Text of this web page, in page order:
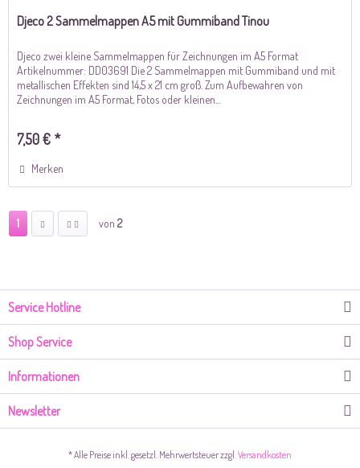
Djeco 2 Sammelmappen A5 mit Gummiband Tinou
Djeco zwei kleine Sammelmappen für Zeichnungen im A5 Format
Artikelnummer: DD03691 Die 2 Sammelmappen mit Gummiband und mit
metallischen Effekten sind 14,5 x 21 cm groß. Zum Aufbewahren von
Zeichnungen im A5 Format, Fotos oder kleinen...
7,50 € *
Merken
1 von 2
Service Hotline
Shop Service
Informationen
Newsletter
* Alle Preise inkl. gesetzl. Mehrwertsteuer zzgl. Versandkosten